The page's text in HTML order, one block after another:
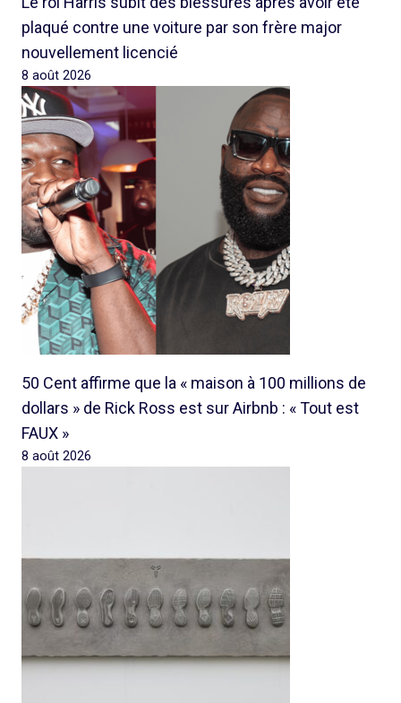
plaqué contre une voiture par son frère major
nouvellement licencié
8 août 2026
50 Cent affirme que la « maison à 100 millions de
dollars » de Rick Ross est sur Airbnb : « Tout est
FAUX »
8 août 2026